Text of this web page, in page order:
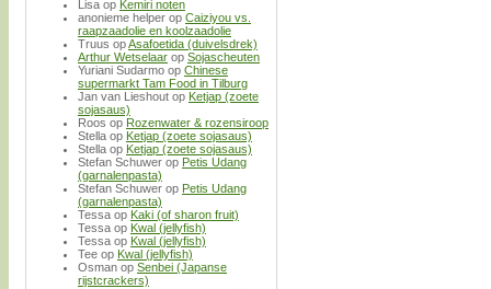
Lisa op Kemiri noten
anonieme helper op Caiziyou vs.
raapzaadolie en koolzaadolie
Truus opAsafoetida (duivelsdrek)
Arthur Wetselaar op Sojascheuten
Yuriani Sudarmo op Chinese
supermarkt Tam Food in Tilburg
Jan van Lieshout op Ketjap (zoete
sojasaus)
Roos op Rozenwater & rozensiroop
Stella op Ketjap (zoete sojasaus)
Stella op Ketjap (zoete sojasaus)
Stefan Schuwer op Petis Udang
(garnalenpasta)
Stefan Schuwer op Petis Udang
(garnalenpasta)
Tessa op Kaki (of sharon fruit)
Tessa op Kwal (jellyfish)
Tessa op Kwal (jellyfish)
Tee op Kwal (jellyfish)
Osman op Senbei (Japanse
rijstcrackers)